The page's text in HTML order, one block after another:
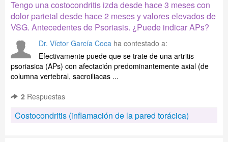
Tengo una costocondritis izda desde hace 3 meses con
dolor parietal desde hace 2 meses y valores elevados de
VSG. Antecedentes de Psoriasis. ¿Puede indicar APs?
Dr. Víctor García Coca ha contestado a:
Efectivamente puede que se trate de una artritis
psoriasica (APs) con afectación predominantemente axial (de
columna vertebral, sacroiliacas ...
2 Respuestas
Costocondritis (inflamación de la pared torácica)